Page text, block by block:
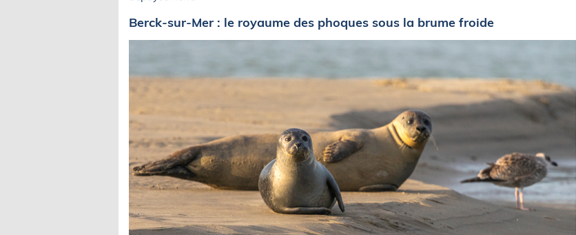
Berck-sur-Mer : le royaume des phoques sous la brume froide